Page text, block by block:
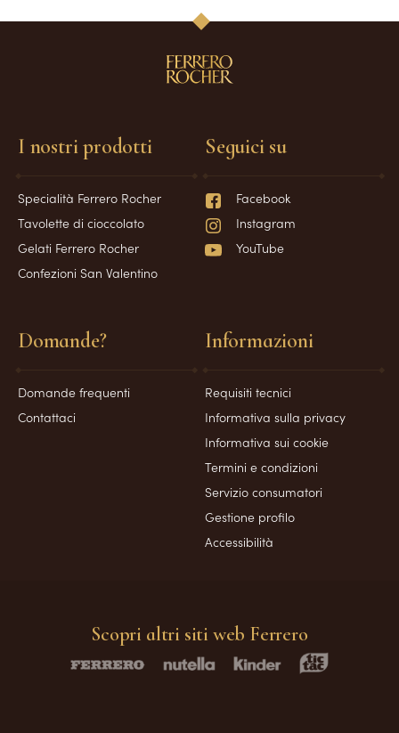
I nostri prodotti
Specialità Ferrero Rocher
Tavolette di cioccolato
Gelati Ferrero Rocher
Confezioni San Valentino
Domande?
Domande frequenti
Contattaci
Informazioni
Requisiti tecnici
Informativa sulla privacy
Informativa sui cookie
Termini e condizioni
Servizio consumatori
Gestione profilo
Accessibilità
Seguici su
Facebook
Instagram
YouTube
Scopri altri siti web Ferrero